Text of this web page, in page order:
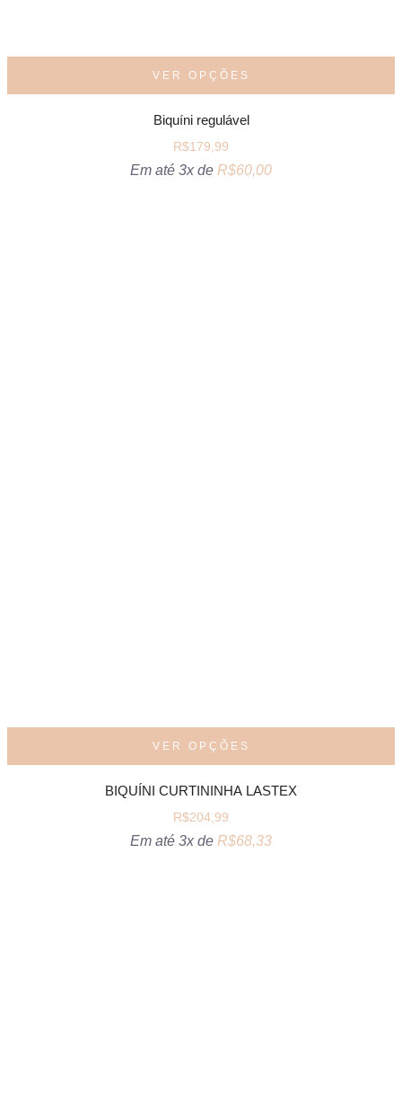
VER OPÇÕES
Biquíni regulável
R$179,99
Em até 3x de R$60,00
VER OPÇÕES
BIQUÍNI CURTININHA LASTEX
R$204,99
Em até 3x de R$68,33